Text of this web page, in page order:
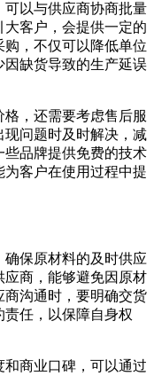
可以与供应商协商批量
客户，会提供一定的
，不仅可以降低单位
因缺货导致的生产延误
格，还需要考虑售后服
问题时及时解决，减
品牌提供免费的技术
客户在使用过程中提
保原材料的及时供应
商，能够避免因原材
沟通时，要明确交货
任，以保障自身权
和商业口碑，可以通过